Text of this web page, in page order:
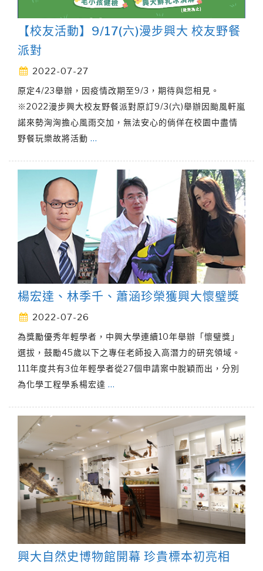
【校友活動】9/17(六)漫步興大 校友野餐
派對
2022-07-27
原定4/23舉辦，因疫情改期至9/3，期待與您相見。
※2022漫步興大校友野餐派對原訂9/3(六)舉辦因颱風軒嵐
諾來勢洶洶擔心風雨交加，無法安心的倘佯在校園中盡情
野餐玩樂故將活動 …
楊宏達、林季千、蕭涵珍榮獲興大懷璧獎
2022-07-26
為獎勵優秀年輕學者，中興大學連續10年舉辦「懷璧獎」
選拔，鼓勵45歲以下之專任老師投入高潛力的研究領域。
111年度共有3位年輕學者從27個申請案中脫穎而出，分別
為化學工程學系楊宏達 …
興大自然史博物館開幕 珍貴標本初亮相